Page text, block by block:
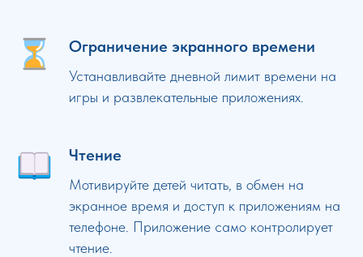
Ограничение экранного времени
Устанавливайте дневной лимит времени на
игры и развлекательные приложениях.
Чтение
Мотивируйте детей читать, в обмен на
экранное время и доступ к приложениям на
телефоне. Приложение само контролирует
чтение.